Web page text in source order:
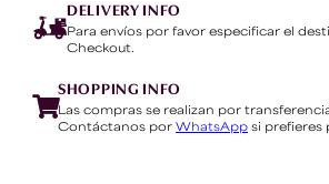
DELIVERY INFO
Para envíos por favor especificar el
Checkout.
SHOPPING INFO
Las compras se realizan por
Contáctanos por WhatsApp si prefieres